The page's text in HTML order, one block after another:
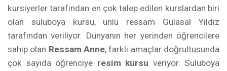
kursiyerler tarafından en çok talep edilen kurslardan biri
olan suluboya kursu, ünlü ressam Gülasal Yıldız
tarafından veriliyor. Dünyanın her yerinden öğrencilere
sahip olan Ressam Anne, farklı amaçlar doğrultusunda
çok sayıda öğrenciye resim kursu veriyor. Suluboya